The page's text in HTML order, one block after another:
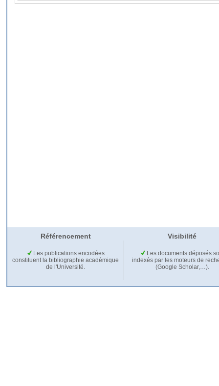
Référencement Visibilité
Les publications encodées
constituent la bibliographie académique
de l'Université.
Les documents déposés
indexés par les moteurs de
(Google Scholar,…).